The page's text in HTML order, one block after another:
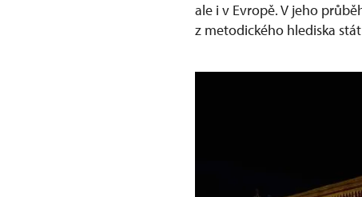
ale i v Evropě. V jeho
z metodického hlediska